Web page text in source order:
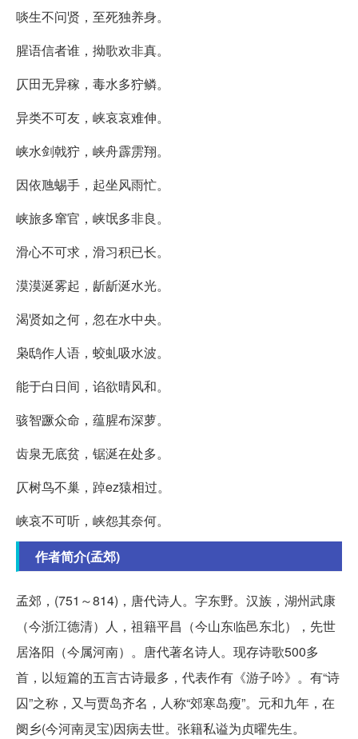
啖生不问贤，至死独养身。
腥语信者谁，拗歌欢非真。
仄田无异稼，毒水多狞鳞。
异类不可友，峡哀哀难伸。
峡水剑戟狞，峡舟霹雳翔。
因依虺蜴手，起坐风雨忙。
峡旅多窜官，峡氓多非良。
滑心不可求，滑习积已长。
漠漠涎雾起，龂龂涎水光。
渴贤如之何，忽在水中央。
枭鸱作人语，蛟虬吸水波。
能于白日间，谄欲晴风和。
骇智蹶众命，蕴腥布深萝。
齿泉无底贫，锯涎在处多。
仄树鸟不巢，踔ez猿相过。
峡哀不可听，峡怨其奈何。
作者简介(孟郊)
孟郊，(751～814)，唐代诗人。字东野。汉族，湖州武康
（今浙江德清）人，祖籍平昌（今山东临邑东北），先世
居洛阳（今属河南）。唐代著名诗人。现存诗歌500多
首，以短篇的五言古诗最多，代表作有《游子吟》。有“诗
囚”之称，又与贾岛齐名，人称“郊寒岛瘦”。元和九年，在
阌乡(今河南灵宝)因病去世。张籍私谥为贞曜先生。